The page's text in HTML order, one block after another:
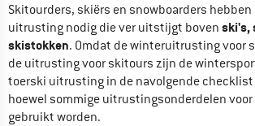
Skitourders, skiërs en snowboarders
uitrusting nodig die ver uitstijgt boven ski's,
skistokken. Omdat de winteruitrusting voor
de uitrusting voor skitours zijn de
toerski uitrusting in de navolgende
hoewel sommige uitrustingsonderdelen
gebruikt worden.